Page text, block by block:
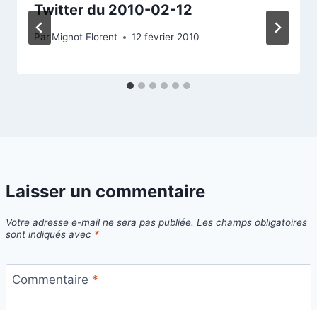
Twitter du 2010-02-12
Par Mignot Florent 12 février 2010
Laisser un commentaire
Votre adresse e-mail ne sera pas publiée. Les champs obligatoires
sont indiqués avec *
Commentaire *